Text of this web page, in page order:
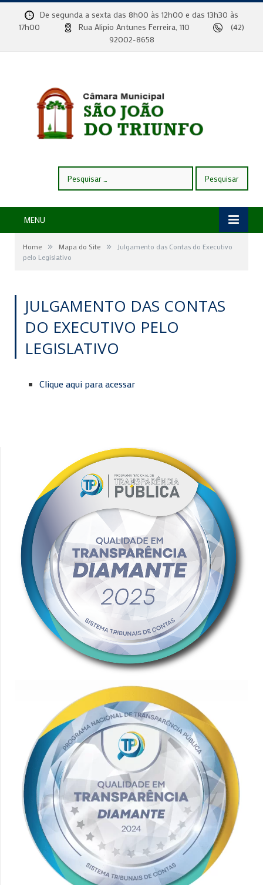
De segunda a sexta das 8h00 às 12h00 e das 13h30 às
17h00
Rua Alipio Antunes Ferreira, 110
(42)
92002-8658
por:
MENU
Home » Mapa do Site »
Julgamento das Contas do Executivo
pelo Legislativo
JULGAMENTO DAS CONTAS
DO EXECUTIVO PELO
LEGISLATIVO
Clique aqui para acessar